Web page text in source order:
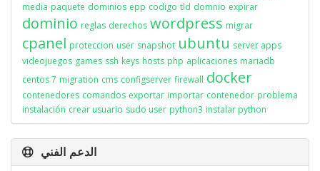
media paquete dominios epp codigo tld domnio expirar
dominio reglas derechos wordpress migrar
cpanel proteccion user snapshot ubuntu server apps
videojuegos games ssh keys hosts php aplicaciones mariadb
centos 7 migration cms configserver firewall docker
contenedores comandos exportar importar contenedor problema
instalación crear usuario sudo user python3 instalar python
الدعم الفني